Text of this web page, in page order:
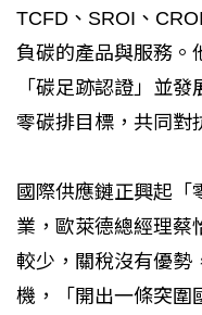
TCFD、SROI、
負碳的產品與服務。
「碳足跡認證」並
零碳排目標，共同對
國際供應鏈正興起「
業，歐萊德總經理蔡
較少，關稅沒有優勢
機，「開出一條突圍